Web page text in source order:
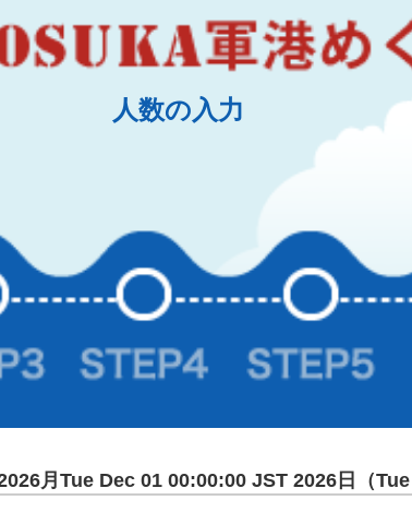
人数の入力
月Tue Dec 01 00:00:00 JST 2026日（Tue